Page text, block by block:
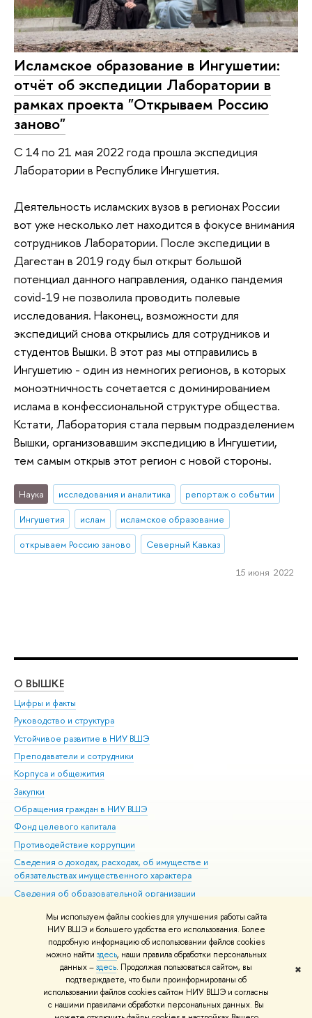
Мы используем файлы cookies для улучшения работы сайта
НИУ ВШЭ и большего удобства его использования. Более
подробную информацию об использовании файлов cookies
можно найти здесь, наши правила обработки персональных
данных –здесь. Продолжая пользоваться сайтом, вы
подтверждаете, что были проинформированы об
использовании файлов cookies сайтом НИУ ВШЭ и согласны
с нашими правилами обработки персональных данных. Вы
✖
Исламское образование в Ингушетии:
отчёт об экспедиции Лаборатории в
рамках проекта "Открываем Россию
заново"
С 14 по 21 мая 2022 года прошла экспедиция
Лаборатории в Республике Ингушетия.
Деятельность исламских вузов в регионах России
вот уже несколько лет находится в фокусе внимания
сотрудников Лаборатории. После экспедиции в
Дагестан в 2019 году был открыт большой
потенциал данного направления, оданко пандемия
covid-19 не позволила проводить полевые
исследования. Наконец, возможности для
экспедиций снова открылись для сотрудников и
студентов Вышки. В этот раз мы отправились в
Ингушетию - один из немногих регионов, в которых
моноэтничность сочетается с доминированием
ислама в конфессиональной структуре общества.
Кстати, Лаборатория стала первым подразделением
Вышки, организовавшим экспедицию в Ингушетии,
тем самым открыв этот регион с новой стороны.
Наука исследования и аналитика
репортаж о событии
Ингушетия
ислам
исламское образование
открываем Россию заново
Северный Кавказ
15 июня 2022
О ВЫШКЕ
Цифры и факты
Руководство и структура
Устойчивое развитие в НИУ ВШЭ
Преподаватели и сотрудники
Корпуса и общежития
Закупки
Обращения граждан в НИУ ВШЭ
Фонд целевого капитала
Противодействие коррупции
Сведения о доходах, расходах, об имуществе и
обязательствах имущественного характера
Сведения об образовательной организации
Людям с ограниченными возможностями здоровья
Единая платежная страница
Работа в Вышке
© НИУ ВШЭ 1993–2026 Адреса и контакты Условия использования
материалов Политика конфиденциальности Карта сайта